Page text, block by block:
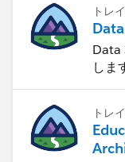
トレ
Data
しま
トレ